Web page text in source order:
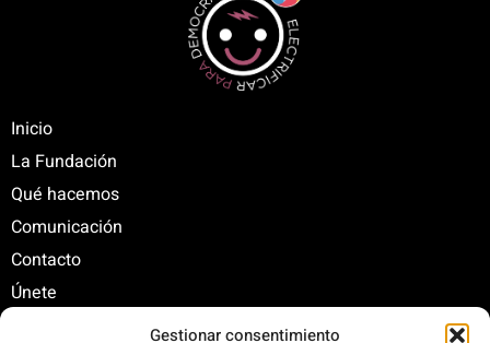
Gestionar consentimiento
Inicio
La Fundación
Qué hacemos
Comunicación
Contacto
Únete